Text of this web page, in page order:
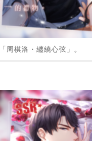
周棋洛・纏繞心弦」。